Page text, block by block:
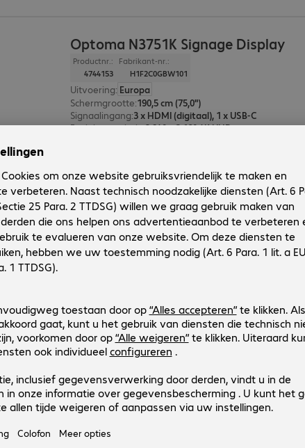
Optoma N3751K Signage Display
Productnr.:
4744153
Fabrikant-nr.:
H1F2C0GBW101
Uitvoering: Europa
Schermgrootte:190,5 cm (75,0")
Signaalingang:3 x HDMI (digitaal), 1 x USB-C
Fysieke resolutie:3.840 x 2.160 4K UHD
Optoma N3651K Signage Display
Productnr.:
4744152
Fabrikant-nr.:
H1F2C0FBW101
(Max.) bedrijfsduur:24 uur/dag (continu gebruik)
Optoma N3551K Signage Display
Productnr.:
Fabrikant-nr.:
Uitvoering